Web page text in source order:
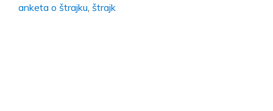
anketa o štrajku štrajk